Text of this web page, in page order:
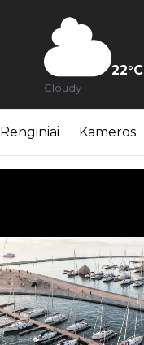
22°C
Cloudy
Renginiai Kameros